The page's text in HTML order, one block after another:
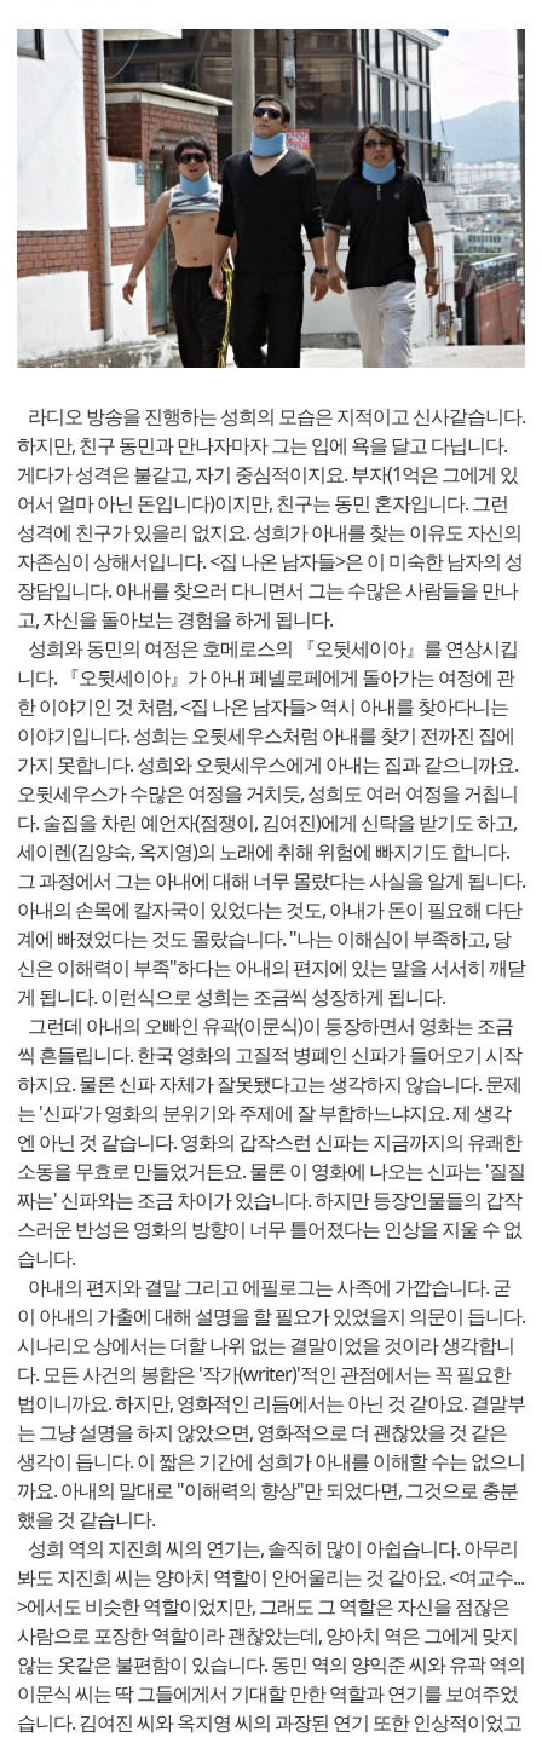
라디오 방송을 진행하는 성희의 모습은 지적이고 신사같습니다.
하지만, 친구 동민과 만나자마자 그는 입에 욕을 달고 다닙니다.
게다가 성격은 불같고, 자기 중심적이지요. 부자(1억은 그에게 있
어서 얼마 아닌 돈입니다)이지만, 친구는 동민 혼자입니다. 그런
성격에 친구가 있을리 없지요. 성희가 아내를 찾는 이유도 자신의
자존심이 상해서입니다. <집 나온 남자들>은 이 미숙한 남자의 성
장담입니다. 아내를 찾으러 다니면서 그는 수많은 사람들을 만나
고, 자신을 돌아보는 경험을 하게 됩니다.
성희와 동민의 여정은 호메로스의 『오뒷세이아』를 연상시킵
니다. 『오뒷세이아』가 아내 페넬로페에게 돌아가는 여정에 관
한 이야기인 것 처럼, <집 나온 남자들> 역시 아내를 찾아다니는
이야기입니다. 성희는 오뒷세우스처럼 아내를 찾기 전까진 집에
가지 못합니다. 성희와 오뒷세우스에게 아내는 집과 같으니까요.
오뒷세우스가 수많은 여정을 거치듯, 성희도 여러 여정을 거칩니
다. 술집을 차린 예언자(점쟁이, 김여진)에게 신탁을 받기도 하고,
세이렌(김양숙, 옥지영)의 노래에 취해 위험에 빠지기도 합니다.
그 과정에서 그는 아내에 대해 너무 몰랐다는 사실을 알게 됩니다.
아내의 손목에 칼자국이 있었다는 것도, 아내가 돈이 필요해 다단
계에 빠졌었다는 것도 몰랐습니다. "나는 이해심이 부족하고, 당
신은 이해력이 부족"하다는 아내의 편지에 있는 말을 서서히 깨닫
게 됩니다. 이런식으로 성희는 조금씩 성장하게 됩니다.
그런데 아내의 오빠인 유곽(이문식)이 등장하면서 영화는 조금
씩 흔들립니다. 한국 영화의 고질적 병폐인 신파가 들어오기 시작
하지요. 물론 신파 자체가 잘못됐다고는 생각하지 않습니다. 문제
는 '신파'가 영화의 분위기와 주제에 잘 부합하느냐지요. 제 생각
엔 아닌 것 같습니다. 영화의 갑작스런 신파는 지금까지의 유쾌한
소동을 무효로 만들었거든요. 물론 이 영화에 나오는 신파는 '질질
짜는' 신파와는 조금 차이가 있습니다. 하지만 등장인물들의 갑작
스러운 반성은 영화의 방향이 너무 틀어졌다는 인상을 지울 수 없
습니다.
아내의 편지와 결말 그리고 에필로그는 사족에 가깝습니다. 굳
이 아내의 가출에 대해 설명을 할 필요가 있었을지 의문이 듭니다.
시나리오 상에서는 더할 나위 없는 결말이었을 것이라 생각합니
다. 모든 사건의 봉합은 '작가(writer)'적인 관점에서는 꼭 필요한
법이니까요. 하지만, 영화적인 리듬에서는 아닌 것 같아요. 결말부
는 그냥 설명을 하지 않았으면, 영화적으로 더 괜찮았을 것 같은
생각이 듭니다. 이 짧은 기간에 성희가 아내를 이해할 수는 없으니
까요. 아내의 말대로 "이해력의 향상"만 되었다면, 그것으로 충분
했을 것 같습니다.
성희 역의 지진희 씨의 연기는, 솔직히 많이 아쉽습니다. 아무리
봐도 지진희 씨는 양아치 역할이 안어울리는 것 같아요. <여교수...
>에서도 비슷한 역할이었지만, 그래도 그 역할은 자신을 점잖은
사람으로 포장한 역할이라 괜찮았는데, 양아치 역은 그에게 맞지
않는 옷같은 불편함이 있습니다. 동민 역의 양익준 씨와 유곽 역의
이문식 씨는 딱 그들에게서 기대할 만한 역할과 연기를 보여주었
습니다. 김여진 씨와 옥지영 씨의 과장된 연기 또한 인상적이었고